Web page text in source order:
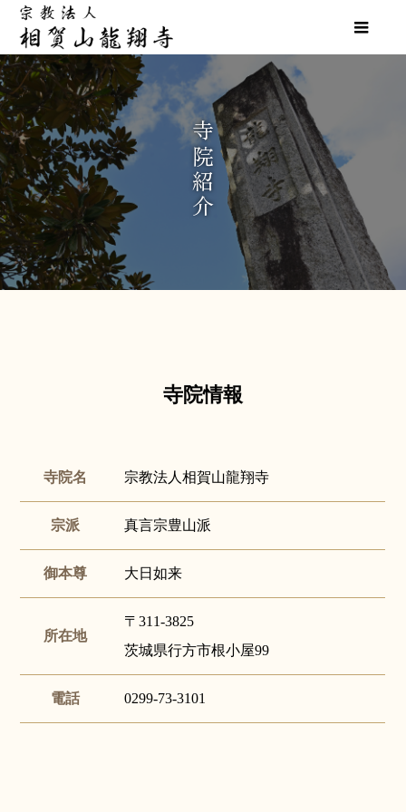
寺
院
紹
介
寺院情報
寺院名 宗教法人相賀山龍翔寺
宗派 真言宗豊山派
御本尊 大日如来
所在地
〒311-3825
茨城県行方市根小屋99
電話 0299-73-3101